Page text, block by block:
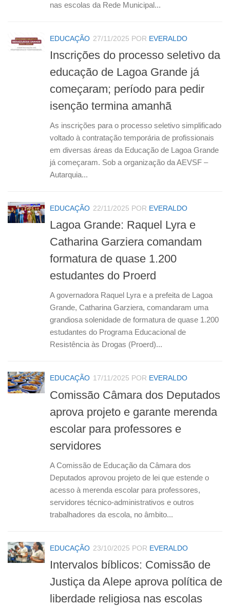
nas escolas da Rede Municipal...
EDUCAÇÃO 27/11/2025 POR EVERALDO
Inscrições do processo seletivo da
educação de Lagoa Grande já
começaram; período para pedir
isenção termina amanhã
As inscrições para o processo seletivo simplificado
voltado à contratação temporária de profissionais
em diversas áreas da Educação de Lagoa Grande
já começaram. Sob a organização da AEVSF –
Autarquia...
EDUCAÇÃO 22/11/2025 POR EVERALDO
Lagoa Grande: Raquel Lyra e
Catharina Garziera comandam
formatura de quase 1.200
estudantes do Proerd
A governadora Raquel Lyra e a prefeita de Lagoa
Grande, Catharina Garziera, comandaram uma
grandiosa solenidade de formatura de quase 1.200
estudantes do Programa Educacional de
Resistência às Drogas (Proerd)...
EDUCAÇÃO 17/11/2025 POR EVERALDO
Comissão Câmara dos Deputados
aprova projeto e garante merenda
escolar para professores e
servidores
A Comissão de Educação da Câmara dos
Deputados aprovou projeto de lei que estende o
acesso à merenda escolar para professores,
servidores técnico-administrativos e outros
trabalhadores da escola, no âmbito...
EDUCAÇÃO 23/10/2025 POR EVERALDO
Intervalos bíblicos: Comissão de
Justiça da Alepe aprova política de
liberdade religiosa nas escolas